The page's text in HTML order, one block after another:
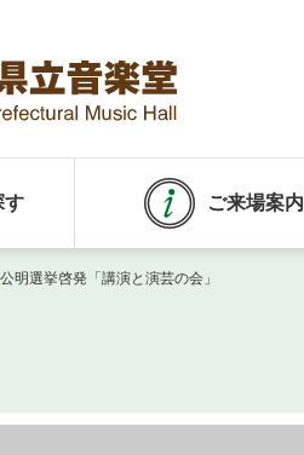
す ご来場案内
公明選挙啓発「講演と演芸の会」